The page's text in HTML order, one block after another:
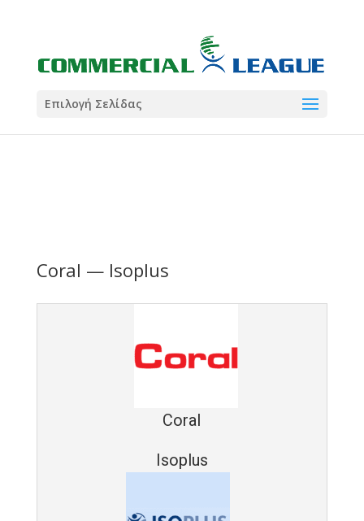
Coral
Σωματείο ΣΟΛ
Coral
5
Επιλογή Σελίδας
Coral — Isoplus
Coral
Isoplus